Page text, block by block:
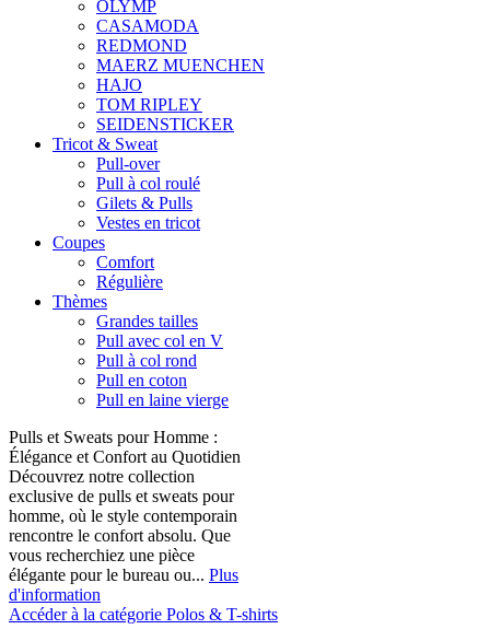
OLYMP
CASAMODA
REDMOND
MAERZ MUENCHEN
HAJO
TOM RIPLEY
SEIDENSTICKER
Tricot & Sweat
Pull-over
Pull à col roulé
Gilets & Pulls
Vestes en tricot
Coupes
Comfort
Régulière
Thèmes
Grandes tailles
Pull avec col en V
Pull à col rond
Pull en coton
Pull en laine vierge
Pulls et Sweats pour Homme :
Élégance et Confort au Quotidien
Découvrez notre collection
exclusive de pulls et sweats pour
homme, où le style contemporain
rencontre le confort absolu. Que
vous recherchiez une pièce
élégante pour le bureau ou... Plus
d'information
Accéder à la catégorie Polos & T-shirts